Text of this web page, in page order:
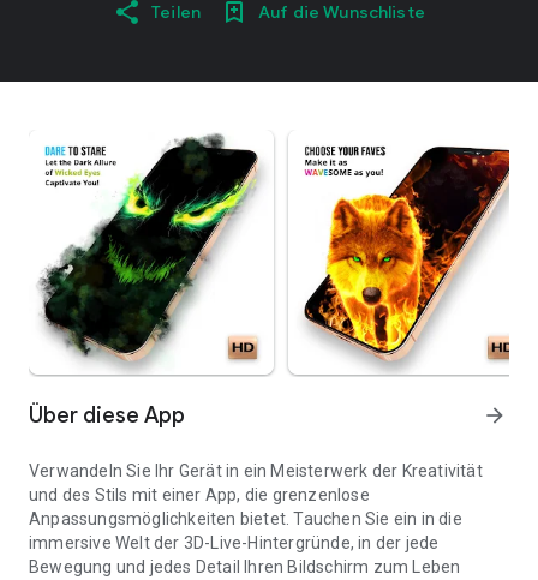
Teilen Auf die Wunschliste
Über diese App arrow_forward
Verwandeln Sie Ihr Gerät in ein Meisterwerk der Kreativität
und des Stils mit einer App, die grenzenlose
Anpassungsmöglichkeiten bietet. Tauchen Sie ein in die
immersive Welt der 3D-Live-Hintergründe, in der jede
Bewegung und jedes Detail Ihren Bildschirm zum Leben